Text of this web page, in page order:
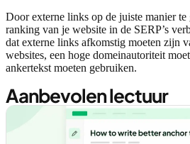
Door externe links op de juiste manier
ranking van je website in de SERP’s
dat externe links afkomstig moeten zijn
websites, een hoge domeinautoriteit
ankertekst moeten gebruiken.
Aanbevolen lectuur